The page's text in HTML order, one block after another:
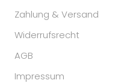
Zahlung & Versand
Widerrufsrecht
AGB
Impressum